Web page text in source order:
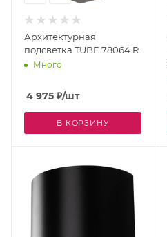
Архитектурная
подсветка TUBE 78064 R
Много
4 975 ₽/шт
В КОРЗИНУ